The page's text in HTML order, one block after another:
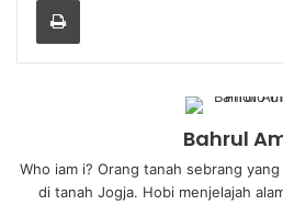
Bahrul
Who iam i? Orang tanah sebrang
di tanah Jogja. Hobi menjelajah